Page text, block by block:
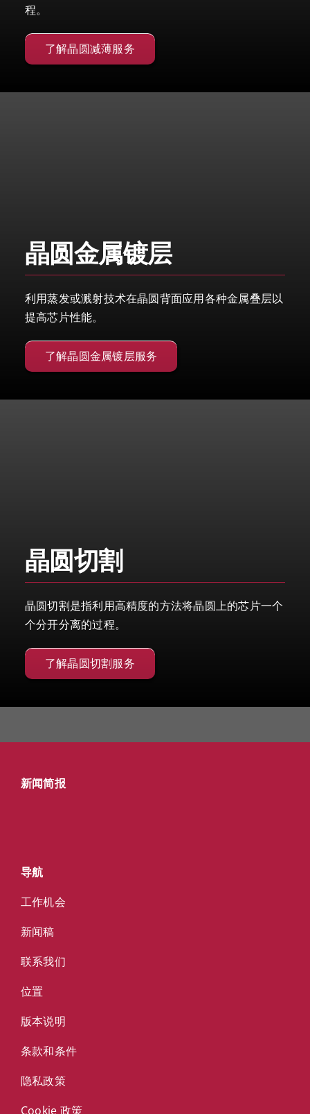
程。
了解晶圆减薄服务
晶圆金属镀层
利用蒸发或溅射技术在晶圆背面应用各种金属叠层以
提高芯片性能。
了解晶圆金属镀层服务
晶圆切割
晶圆切割是指利用高精度的方法将晶圆上的芯片一个
个分开分离的过程。
了解晶圆切割服务
新闻简报
导航
工作机会
新闻稿
联系我们
位置
版本说明
条款和条件
隐私政策
Cookie 政策